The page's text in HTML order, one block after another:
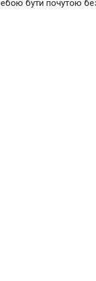
бути почутою